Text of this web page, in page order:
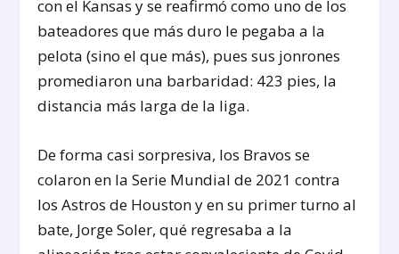
con el Kansas y se reafirmó como uno de los
bateadores que más duro le pegaba a la
pelota (sino el que más), pues sus jonrones
promediaron una barbaridad: 423 pies, la
distancia más larga de la liga.
De forma casi sorpresiva, los Bravos se
colaron en la Serie Mundial de 2021 contra
los Astros de Houston y en su primer turno al
bate, Jorge Soler, qué regresaba a la